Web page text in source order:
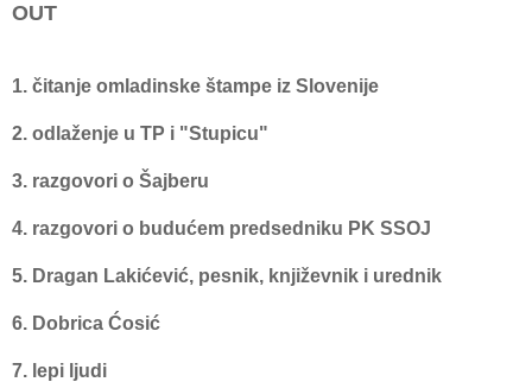
OUT
1. čitanje omladinske štampe iz Slovenije
2. odlaženje u TP i "Stupicu"
3. razgovori o Šajberu
4. razgovori o budućem predsedniku PK SSOJ
5. Dragan Lakićević, pesnik, književnik i urednik
6. Dobrica Ćosić
7. lepi ljudi